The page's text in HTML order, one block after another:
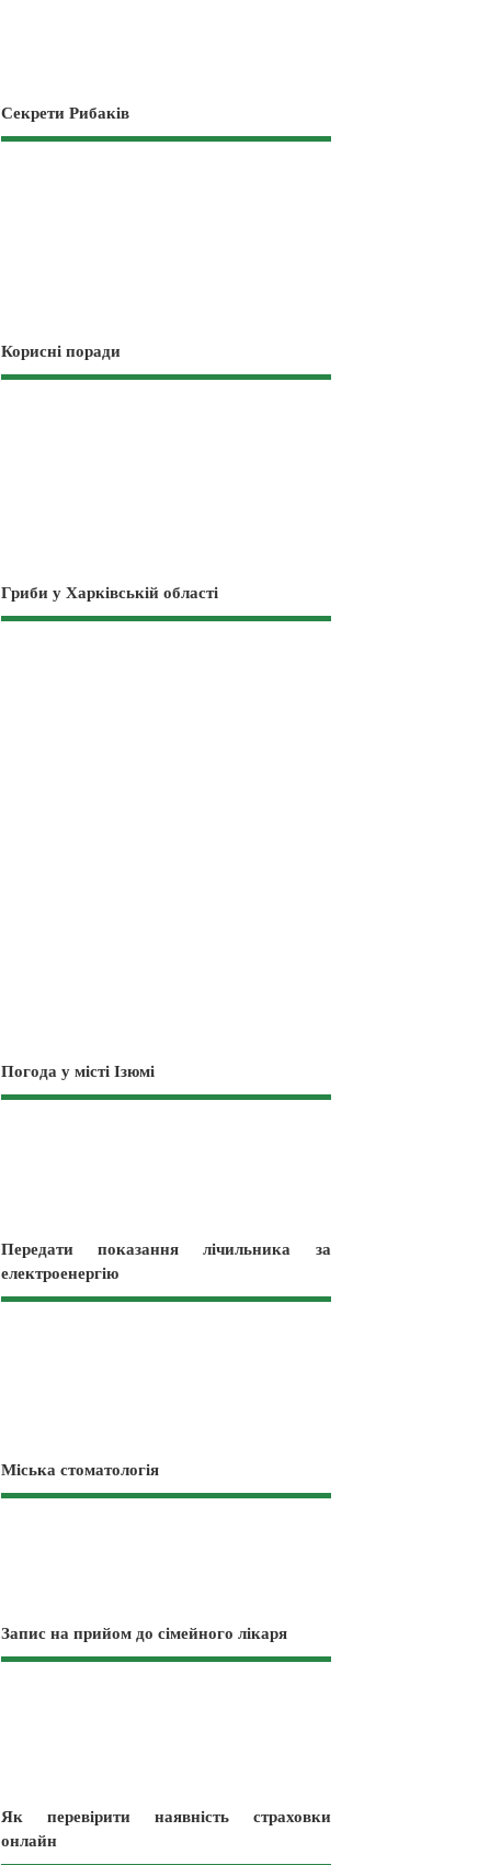
Секрети Рибаків
Корисні поради
Гриби у Харківській області
Погода у місті Ізюмі
Передати показання лічильника за
електроенергію
Міська стоматологія
Запис на прийом до сімейного лікаря
Як перевірити наявність страховки
онлайн